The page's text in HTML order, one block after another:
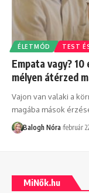
ÉLETMÓD TEST
Empata vagy?
mélyen átérzed
Vajon van valaki a
magába mások
Balogh Nóra február
MiNők.hu